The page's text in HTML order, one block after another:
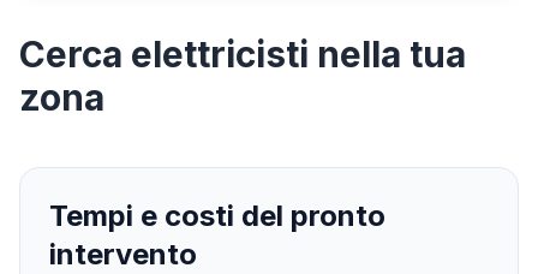
Cerca elettricisti nella tua
zona
Tempi e costi del pronto
intervento